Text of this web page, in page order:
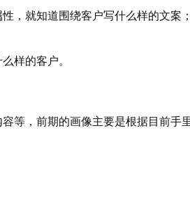
，就知道围绕客户写什么样的文案
样的客户。
，前期的画像主要是根据目前手